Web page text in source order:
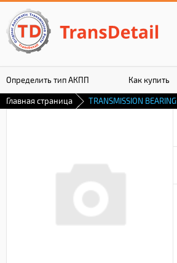
Определить тип АКПП Как купить
Гарантия
Главная страница TRANSMISSION BEARING